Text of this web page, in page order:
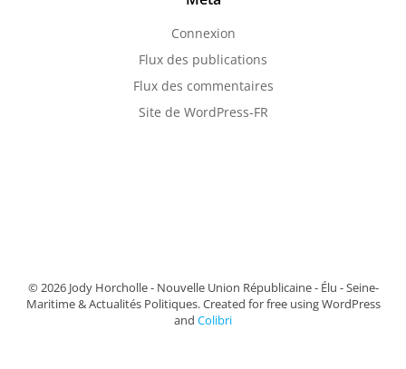
Connexion
Flux des publications
Flux des commentaires
Site de WordPress-FR
© 2026 Jody Horcholle - Nouvelle Union Républicaine - Élu - Seine-
Maritime & Actualités Politiques. Created for free using WordPress
and Colibri